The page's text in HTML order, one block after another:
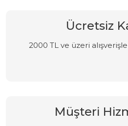
Ücretsiz
2000 TL ve üzeri
Müşteri